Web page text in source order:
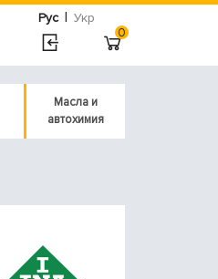
Рус | Укр
0
Масла и
автохимия